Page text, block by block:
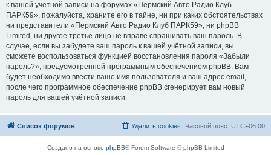
к вашей учётной записи на форумах «Пермский Авто Радио Клуб
ПАРК59», пожалуйста, храните его в тайне, ни при каких обстоятельствах
ни представители «Пермский Авто Радио Клуб ПАРК59», ни phpBB
Limited, ни другое третье лицо не вправе спрашивать ваш пароль. В
случае, если вы забудете ваш пароль к вашей учётной записи, вы
сможете воспользоваться функцией восстановления пароля «Забыли
пароль?», предусмотренной программным обеспечением phpBB. Вам
будет необходимо ввести ваше имя пользователя и ваш адрес email,
после чего программное обеспечение phpBB сгенерирует вам новый
пароль для вашей учётной записи.
Список форумов Часовой пояс: UTC+06:00
Удалить cookies
Создано на основе phpBB® Forum Software © phpBB Limited